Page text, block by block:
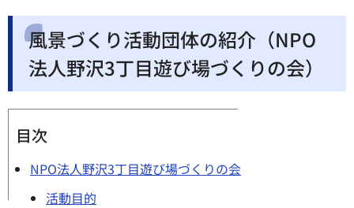
風景づくり活動団体の紹介（NPO
法人野沢3丁目遊び場づくりの会）
目次
NPO法人野沢3丁目遊び場づくりの会
活動目的